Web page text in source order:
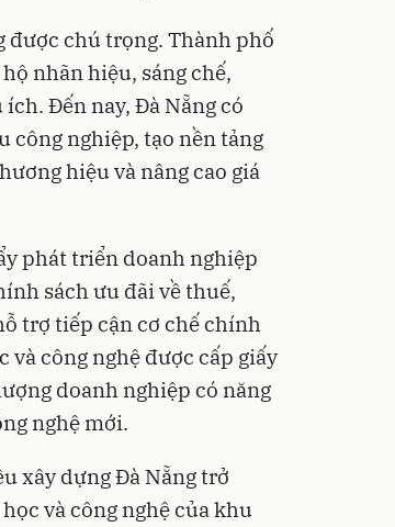
được chú trọng. Thành phố
nhãn hiệu, sáng chế,
Đến nay, Đà Nẵng có
công nghiệp, tạo nền tảng
hiệu và nâng cao giá
phát triển doanh nghiệp
sách ưu đãi về thuế,
trợ tiếp cận cơ chế chính
và công nghệ được cấp giấy
doanh nghiệp có năng
nghệ mới.
xây dựng Đà Nẵng trở
và công nghệ của khu